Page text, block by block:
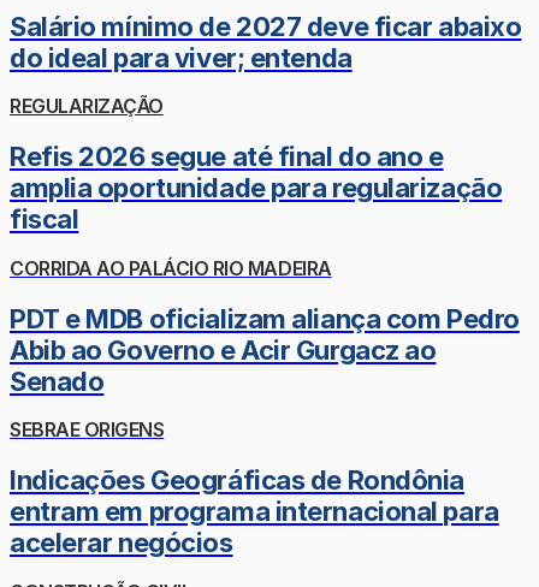
Salário mínimo de 2027 deve ficar abaixo
do ideal para viver; entenda
REGULARIZAÇÃO
Refis 2026 segue até final do ano e
amplia oportunidade para regularização
fiscal
CORRIDA AO PALÁCIO RIO MADEIRA
PDT e MDB oficializam aliança com Pedro
Abib ao Governo e Acir Gurgacz ao
Senado
SEBRAE ORIGENS
Indicações Geográficas de Rondônia
entram em programa internacional para
acelerar negócios